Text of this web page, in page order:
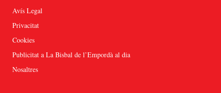
Avís Legal
Privacitat
Cookies
Publicitat a La Bisbal de l’Empordà al dia
Nosaltres